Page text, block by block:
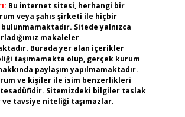
Bu internet sitesi, herhangi bir
veya şahıs şirketi ile hiçbir
bulunmamaktadır. Sitede yalnızca
makaleler
Burada yer alan içerikler
taşımamakta olup, gerçek kurum
paylaşım yapılmamaktadır.
ve kişiler ile isim benzerlikleri
Sitemizdeki bilgiler taslak
tavsiye niteliği taşımazlar.